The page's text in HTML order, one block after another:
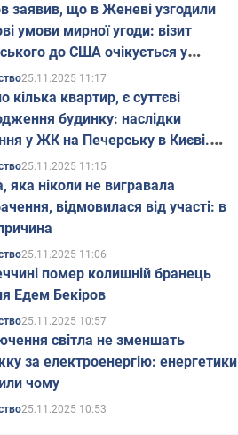
заявив, що в Женеві узгодили
умови мирної угоди: візит
до США очікується у
25.11.2025 11:17
кілька квартир, є суттєві
будинку: наслідки
у ЖК на Печерську в Києві.
25.11.2025 11:15
яка ніколи не вигравала
відмовилася від участі: в
25.11.2025 11:06
помер колишній бранець
Едем Бекіров
25.11.2025 10:57
світла не зменшать
за електроенергію: енергетики
чому
25.11.2025 10:53